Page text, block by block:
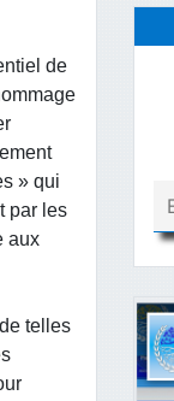
de
» qui
par les
aux
telles